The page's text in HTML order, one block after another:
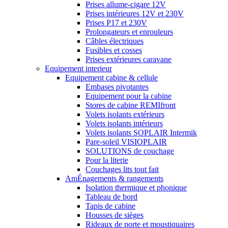
Prises allume-cigare 12V
Prises intérieures 12V et 230V
Prises P17 et 230V
Prolongateurs et enrouleurs
Câbles électriques
Fusibles et cosses
Prises extérieures caravane
Equipement interieur
Equipement cabine & cellule
Embases pivotantes
Equipement pour la cabine
Stores de cabine REMIfront
Volets isolants extérieurs
Volets isolants intérieurs
Volets isolants SOPLAIR Intermik
Pare-soleil VISIOPLAIR
SOLUTIONS de couchage
Pour la literie
Couchages lits tout fait
AmÉnagements & rangements
Isolation thermique et phonique
Tableau de bord
Tapis de cabine
Housses de sièges
Rideaux de porte et moustiquaires